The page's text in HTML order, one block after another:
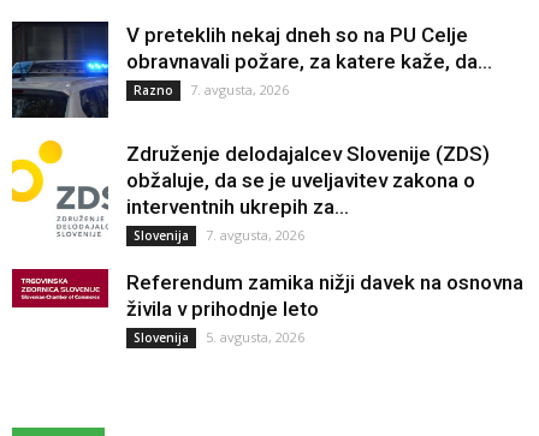
V preteklih nekaj dneh so na PU Celje
obravnavali požare, za katere kaže, da...
Razno 7. avgusta, 2026
Združenje delodajalcev Slovenije (ZDS)
obžaluje, da se je uveljavitev zakona o
interventnih ukrepih za...
Slovenija 7. avgusta, 2026
Referendum zamika nižji davek na osnovna
živila v prihodnje leto
Slovenija 5. avgusta, 2026